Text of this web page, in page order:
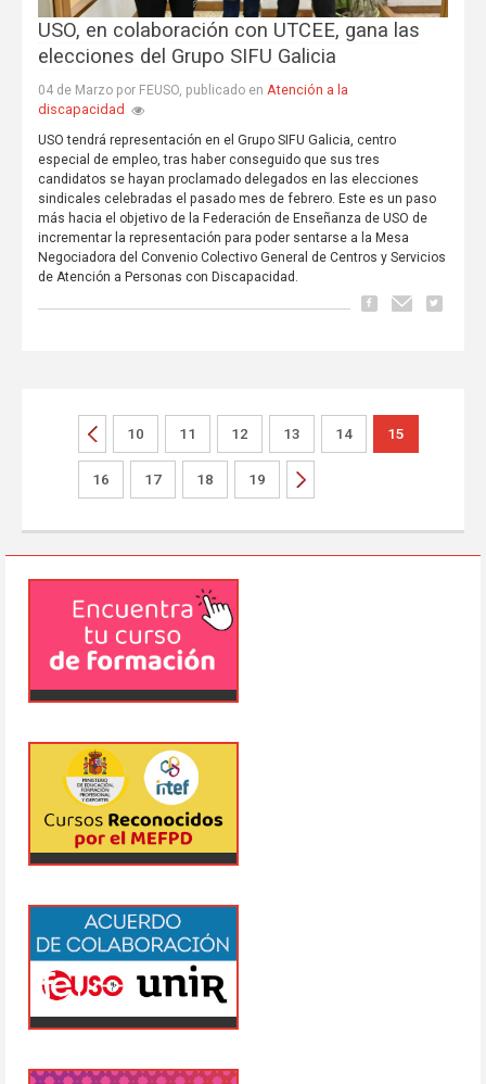
USO, en colaboración con UTCEE, gana las
elecciones del Grupo SIFU Galicia
04 de Marzo por FEUSO, publicado en Atención a la
discapacidad
USO tendrá representación en el Grupo SIFU Galicia, centro
especial de empleo, tras haber conseguido que sus tres
candidatos se hayan proclamado delegados en las elecciones
sindicales celebradas el pasado mes de febrero. Este es un paso
más hacia el objetivo de la Federación de Enseñanza de USO de
incrementar la representación para poder sentarse a la Mesa
Negociadora del Convenio Colectivo General de Centros y Servicios
de Atención a Personas con Discapacidad.
10 11 12 13 14 15
16 17 18 19